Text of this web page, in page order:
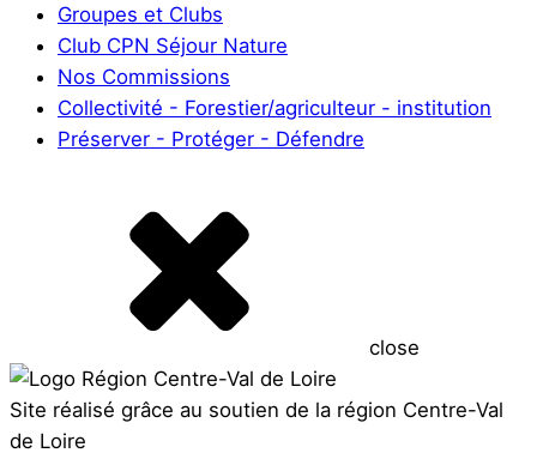
Groupes et Clubs
Club CPN Séjour Nature
Nos Commissions
Collectivité - Forestier/agriculteur - institution
Préserver - Protéger - Défendre
close
Site réalisé grâce au soutien de la région Centre-Val
de Loire